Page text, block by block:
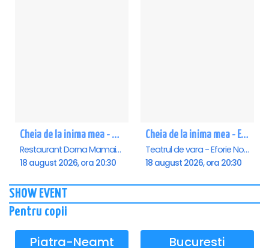
Cheia de la inima mea - Mamaia
Restaurant Dorna Mamaia, Mamaia
18 august 2026, ora 20:30
Cheia de la inima mea - Eforie Nord
Teatrul de vara - Eforie Nord, Eforie-Nord
18 august 2026, ora 20:30
SHOW EVENT
Pentru copii
Piatra-Neamt Bucuresti